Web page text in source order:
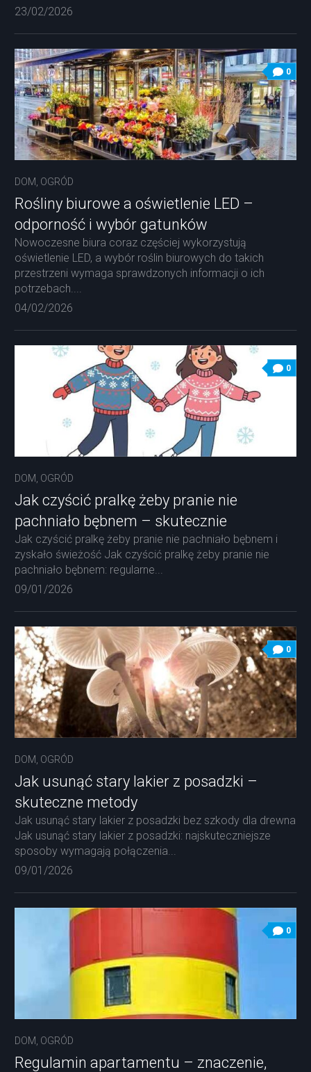
23/02/2026
0
DOM, OGRÓD
Rośliny biurowe a oświetlenie LED –
odporność i wybór gatunków
Nowoczesne biura coraz częściej wykorzystują
oświetlenie LED, a wybór roślin biurowych do takich
przestrzeni wymaga sprawdzonych informacji o ich
potrzebach....
04/02/2026
0
DOM, OGRÓD
Jak czyścić pralkę żeby pranie nie
pachniało bębnem – skutecznie
Jak czyścić pralkę żeby pranie nie pachniało bębnem i
zyskało świeżość Jak czyścić pralkę żeby pranie nie
pachniało bębnem: regularne...
09/01/2026
0
DOM, OGRÓD
Jak usunąć stary lakier z posadzki –
skuteczne metody
Jak usunąć stary lakier z posadzki bez szkody dla drewna
Jak usunąć stary lakier z posadzki: najskuteczniejsze
sposoby wymagają połączenia...
09/01/2026
0
DOM, OGRÓD
Regulamin apartamentu – znaczenie,